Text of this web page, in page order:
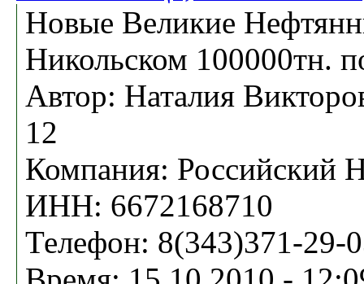
Новые Великие
Никольском 100000тн.
Автор: Наталия
12
Компания: Российский
ИНН: 6672168710
Телефон: 8(343)371-29-